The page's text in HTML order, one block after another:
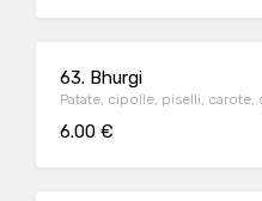
63. Bhurgi
Patate, cipolle, piselli, carote,
6.00 €